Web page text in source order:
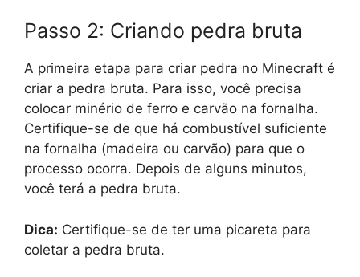
Passo 2: Criando pedra bruta
A primeira etapa para criar pedra no Minecraft é
criar a pedra bruta. Para isso, você precisa
colocar minério de ferro e carvão na fornalha.
Certifique-se de que há combustível suficiente
na fornalha (madeira ou carvão) para que o
processo ocorra. Depois de alguns minutos,
você terá a pedra bruta.
Dica: Certifique-se de ter uma picareta para
coletar a pedra bruta.